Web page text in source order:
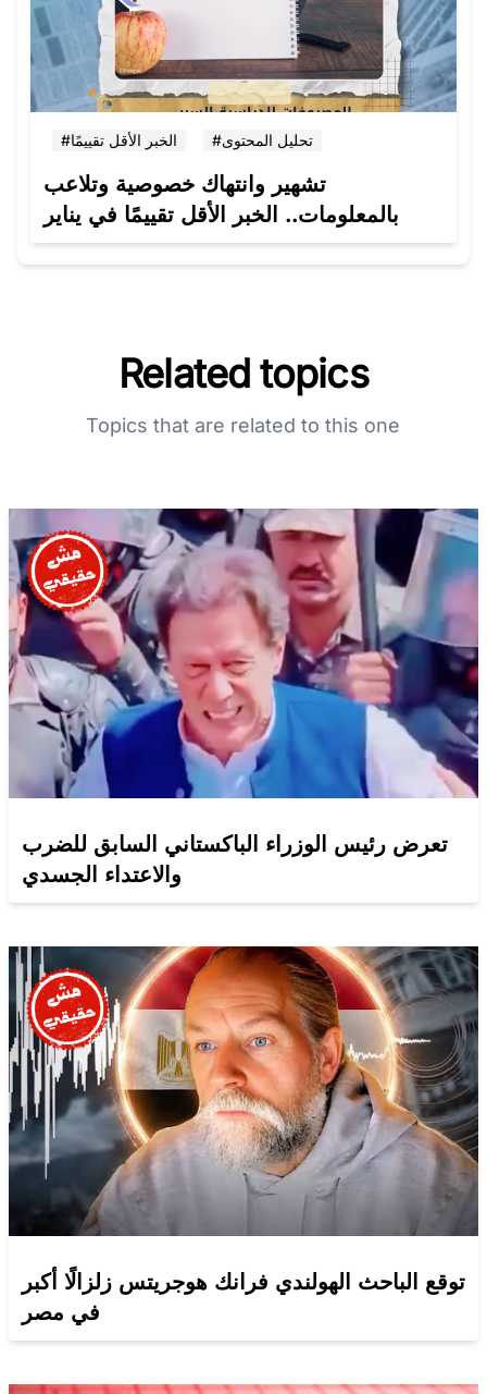
#الخبر الأقل تقييمًا #تحليل المحتوى
تشهير وانتهاك خصوصية وتلاعب
بالمعلومات.. الخبر الأقل تقييمًا في يناير
Related topics
Topics that are related to this one
تعرض رئيس الوزراء الباكستاني السابق للضرب
والاعتداء الجسدي
توقع الباحث الهولندي فرانك هوجريتس زلزالًا أكبر
في مصر